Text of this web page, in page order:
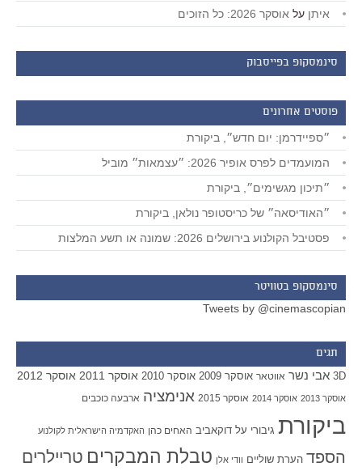
איתן על אוסקר 2026: כל הזוכים
סינמסקופ בפייסבוק
פוסטים אחרונים
״ספיידרמן: יום חדש״, ביקורת
המועמדים לפרס אופיר 2026: ״עצמאות״ מוביל
״תיכון מגשימים״, ביקורת
״האודיסאה״ של כריסטופר נולאן, ביקורת
פסטיבל הקולנוע בירושלים 2026: שמונה או תשע המלצות
סינמסקופ בטוויטר
Tweets by @cinemascopian
תגים
3D אבי נשר אווטאר אוסקר 2009 אוסקר 2010 אוסקר 2011 אוסקר 2012
אוסקר 2013 אוסקר 2014 אוסקר 2015 אנימציה ארבעה כוכבים
ביקורת גיבורי על דוקאביב האחים כהן האקדמיה הישראלית לקולנוע
הספד הערת שוליים וודי אלן טבלת המבקרים טריילרים